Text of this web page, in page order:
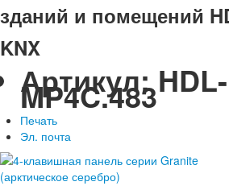
зданий и помещений
KNX
Артикул: HDL-
MP4C.483
Печать
Эл. почта